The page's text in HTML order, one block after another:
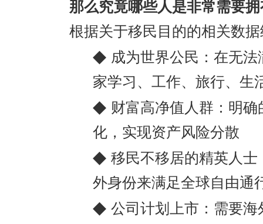
那么究竟哪些人是非常需要
根据关于移民目的的相关数
◆ 成为世界公民：在无
家学习、工作、旅行、生
◆ 财富高净值人群：明
化，实现资产风险分散
◆ 移民不移居的精英人
外身份来满足全球自由通
◆ 公司计划上市：需要